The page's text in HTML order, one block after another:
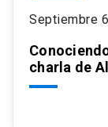
Septiembre
charla de